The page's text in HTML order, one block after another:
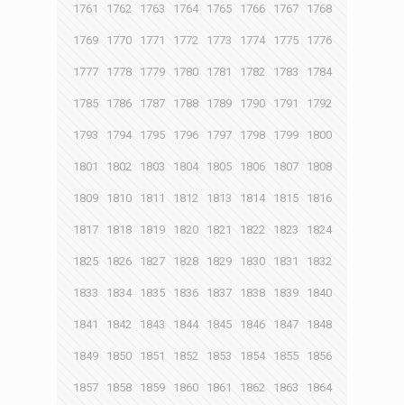
1761 1762 1763 1764 1765 1766 1767 1768
1769 1770 1771 1772 1773 1774 1775 1776
1777 1778 1779 1780 1781 1782 1783 1784
1785 1786 1787 1788 1789 1790 1791 1792
1793 1794 1795 1796 1797 1798 1799 1800
1801 1802 1803 1804 1805 1806 1807 1808
1809 1810 1811 1812 1813 1814 1815 1816
1817 1818 1819 1820 1821 1822 1823 1824
1825 1826 1827 1828 1829 1830 1831 1832
1833 1834 1835 1836 1837 1838 1839 1840
1841 1842 1843 1844 1845 1846 1847 1848
1849 1850 1851 1852 1853 1854 1855 1856
1857 1858 1859 1860 1861 1862 1863 1864